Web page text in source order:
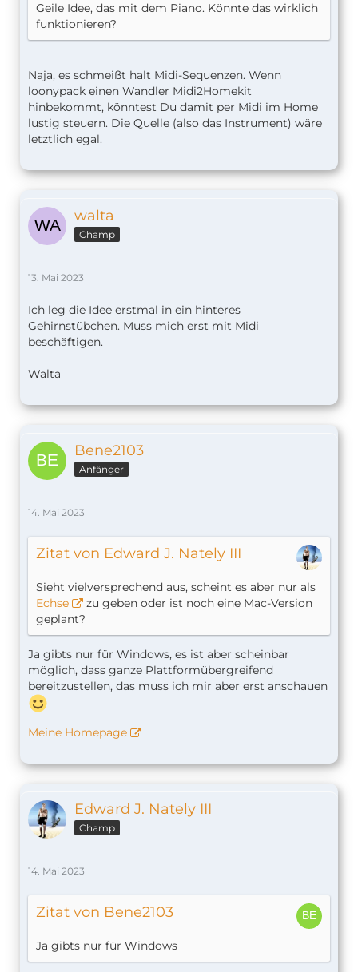
Geile Idee, das mit dem Piano. Könnte das wirklich
funktionieren?
Naja, es schmeißt halt Midi-Sequenzen. Wenn
loonypack einen Wandler Midi2Homekit
hinbekommt, könntest Du damit per Midi im Home
lustig steuern. Die Quelle (also das Instrument) wäre
letztlich egal.
walta
Champ
13. Mai 2023
Ich leg die Idee erstmal in ein hinteres
Gehirnstübchen. Muss mich erst mit Midi
beschäftigen.
Walta
Bene2103
Anfänger
14. Mai 2023
Zitat von Edward J. Nately III
Sieht vielversprechend aus, scheint es aber nur als
Echse
zu geben oder ist noch eine Mac-Version
geplant?
Ja gibts nur für Windows, es ist aber scheinbar
möglich, dass ganze Plattformübergreifend
bereitzustellen, das muss ich mir aber erst anschauen
Meine Homepage
Edward J. Nately III
Champ
14. Mai 2023
Zitat von Bene2103
Ja gibts nur für Windows